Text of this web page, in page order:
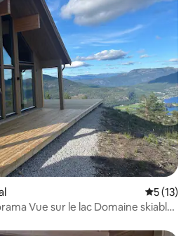
5 (13)
Vue sur le lac Domaine skiable